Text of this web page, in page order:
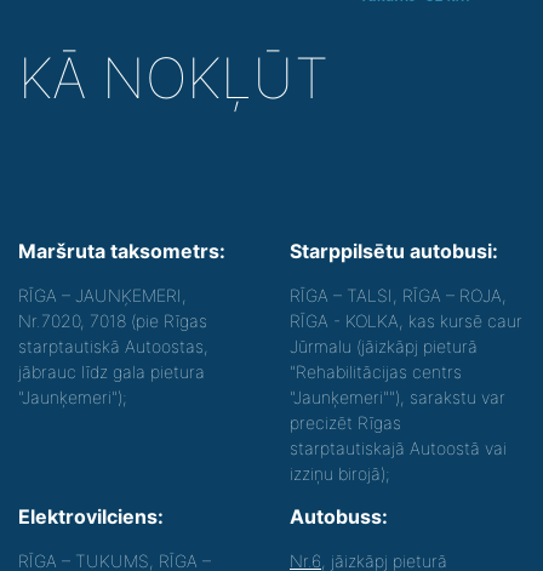
KĀ NOKĻŪT
Maršruta taksometrs:
RĪGA – JAUNĶEMERI,
Nr.7020, 7018 (pie Rīgas
starptautiskā Autoostas,
jābrauc līdz gala pietura
"Jaunķemeri");
Starppilsētu autobusi:
RĪGA – TALSI, RĪGA – ROJA,
RĪGA - KOLKA, kas kursē caur
Jūrmalu (jāizkāpj pieturā
"Rehabilitācijas centrs
"Jaunķemeri""), sarakstu var
precizēt Rīgas
starptautiskajā Autoostā vai
izziņu birojā);
Elektrovilciens:
RĪGA – TUKUMS, RĪGA –
Autobuss:
Nr.6 , jāizkāpj pieturā